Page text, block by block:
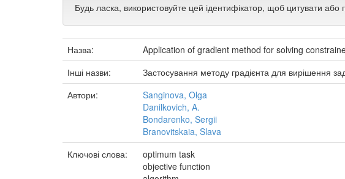
Будь ласка, використовуйте цей ідентифікатор, щоб цитувати
Назва:
Application of gradient method for solving
Інші назви:
Застосування методу градієнта для вирішення
Автори:
Sanginova, Olga
Danilkovich, A.
Bondarenko, Sergii
Branovitskaia, Slava
Ключові слова:
optimum task
objective function